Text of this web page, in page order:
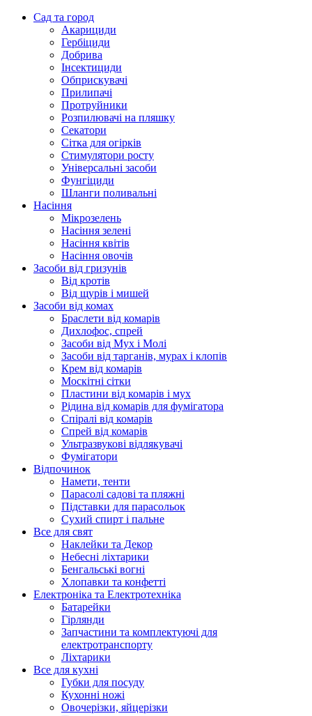
Сад та город
Акарициди
Гербіциди
Добрива
Інсектициди
Обприскувачі
Прилипачі
Протруйники
Розпилювачі на пляшку
Секатори
Сітка для огірків
Стимулятори росту
Універсальні засоби
Фунгіциди
Шланги поливальні
Насіння
Мікрозелень
Насіння зелені
Насіння квітів
Насіння овочів
Засоби від гризунів
Від кротів
Від щурів і мишей
Засоби від комах
Браслети від комарів
Дихлофос, спрей
Засоби від Мух і Молі
Засоби від тарганів, мурах і клопів
Крем від комарів
Москітні сітки
Пластини від комарів і мух
Рідина від комарів для фумігатора
Спіралі від комарів
Спрей від комарів
Ультразвукові відлякувачі
Фумігатори
Відпочинок
Намети, тенти
Парасолі садові та пляжні
Підставки для парасольок
Сухий спирт і пальне
Все для свят
Наклейки та Декор
Небесні ліхтарики
Бенгальські вогні
Хлопавки та конфетті
Електроніка та Електротехніка
Батарейки
Гірлянди
Запчастини та комплектуючі для
електротранспорту
Ліхтарики
Все для кухні
Губки для посуду
Кухонні ножі
Овочерізки, яйцерізки